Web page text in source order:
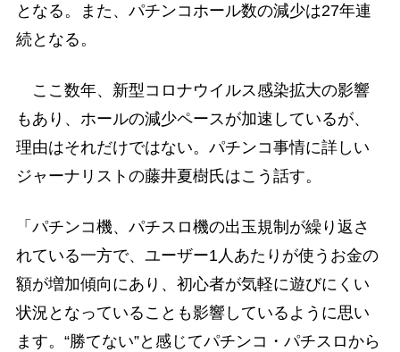
となる。また、パチンコホール数の減少は27年連
続となる。
ここ数年、新型コロナウイルス感染拡大の影響
もあり、ホールの減少ペースが加速しているが、
理由はそれだけではない。パチンコ事情に詳しい
ジャーナリストの藤井夏樹氏はこう話す。
「パチンコ機、パチスロ機の出玉規制が繰り返さ
れている一方で、ユーザー1人あたりが使うお金の
額が増加傾向にあり、初心者が気軽に遊びにくい
状況となっていることも影響しているように思い
ます。“勝てない”と感じてパチンコ・パチスロから